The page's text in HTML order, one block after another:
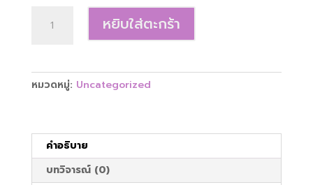
แหวน
เบลเยี่ยม
หยิบใส่ตะกร้า
หมวดหมู่: Uncategorized
คำอธิบาย
บทวิจารณ์ (0)